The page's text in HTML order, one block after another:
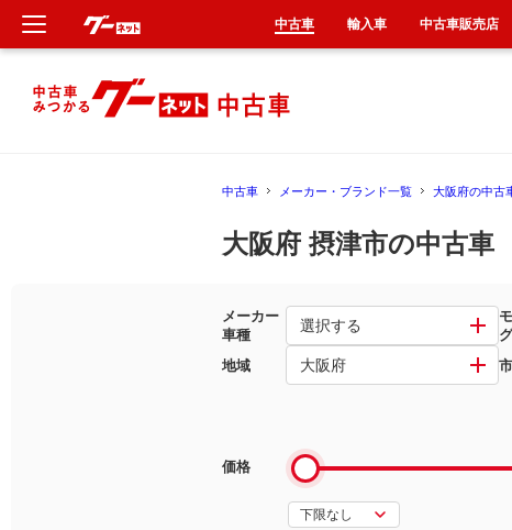
中古車 メーカー・ブランド一覧 大阪府の中古
大阪府 摂津市の中古車
メーカー
車種
選択する
地域 大阪府
価格
中古車 輸入車 中古車販売店
新車